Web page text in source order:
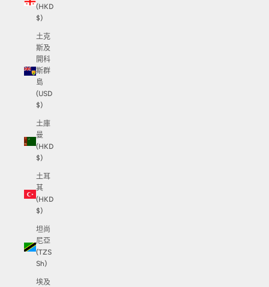
(HKD
$)
土克
斯及
開科
斯群
島
(USD
$)
土庫
曼
(HKD
$)
土耳
其
(HKD
$)
坦尚
尼亞
(TZS
Sh)
埃及